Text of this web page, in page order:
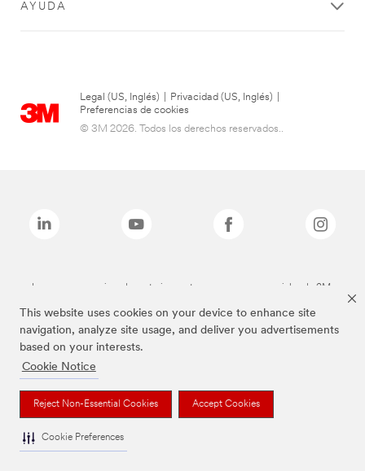
This website uses cookies on your device to enhance site
navigation, analyze site usage, and deliver you advertisements
based on your interests.
Cookie Notice
Reject Non-Essential Cookies Accept Cookies
Cookie Preferences
AYUDA
Legal (US, Inglés) Privacidad (US, Inglés)
Preferencias de cookies
© 3M 2026. Todos los derechos reservados..
Las marcas mencionadas anteriormente son marcas comerciales de 3M.